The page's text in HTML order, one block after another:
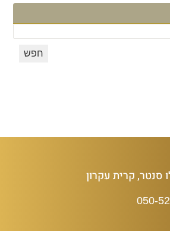
סנטר, קרית עקרון